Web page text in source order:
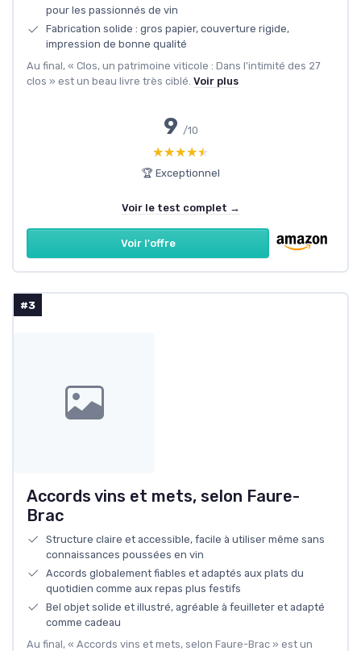
pour les passionnés de vin
Fabrication solide : gros papier, couverture rigide,
impression de bonne qualité
Au final, « Clos, un patrimoine viticole : Dans l'intimité des 27
clos » est un beau livre très ciblé. Voir plus
9 /10
★★★★★
★★★★★
🏆 Exceptionnel
Voir le test complet →
Voir l'offre
#3
Accords vins et mets, selon Faure-
Brac
Structure claire et accessible, facile à utiliser même sans
connaissances poussées en vin
Accords globalement fiables et adaptés aux plats du
quotidien comme aux repas plus festifs
Bel objet solide et illustré, agréable à feuilleter et adapté
comme cadeau
Au final, « Accords vins et mets, selon Faure-Brac » est un